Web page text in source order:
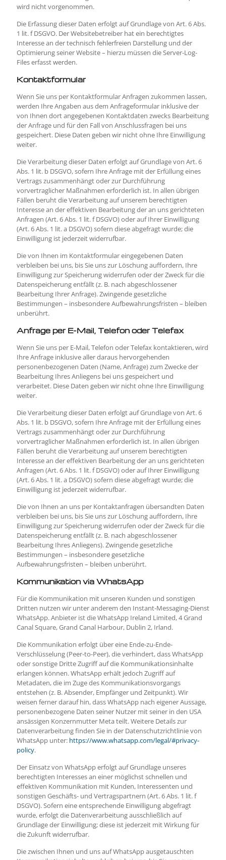
wird nicht vorgenommen.
Die Erfassung dieser Daten erfolgt auf Grundlage von Art. 6 Abs.
1 lit. f DSGVO. Der Websitebetreiber hat ein berechtigtes
Interesse an der technisch fehlerfreien Darstellung und der
Optimierung seiner Website – hierzu müssen die Server-Log-
Files erfasst werden.
Kontaktformular
Wenn Sie uns per Kontaktformular Anfragen zukommen lassen,
werden Ihre Angaben aus dem Anfrageformular inklusive der
von Ihnen dort angegebenen Kontaktdaten zwecks Bearbeitung
der Anfrage und für den Fall von Anschlussfragen bei uns
gespeichert. Diese Daten geben wir nicht ohne Ihre Einwilligung
weiter.
Die Verarbeitung dieser Daten erfolgt auf Grundlage von Art. 6
Abs. 1 lit. b DSGVO, sofern Ihre Anfrage mit der Erfüllung eines
Vertrags zusammenhängt oder zur Durchführung
vorvertraglicher Maßnahmen erforderlich ist. In allen übrigen
Fällen beruht die Verarbeitung auf unserem berechtigten
Interesse an der effektiven Bearbeitung der an uns gerichteten
Anfragen (Art. 6 Abs. 1 lit. f DSGVO) oder auf Ihrer Einwilligung
(Art. 6 Abs. 1 lit. a DSGVO) sofern diese abgefragt wurde; die
Einwilligung ist jederzeit widerrufbar.
Die von Ihnen im Kontaktformular eingegebenen Daten
verbleiben bei uns, bis Sie uns zur Löschung auffordern, Ihre
Einwilligung zur Speicherung widerrufen oder der Zweck für die
Datenspeicherung entfällt (z. B. nach abgeschlossener
Bearbeitung Ihrer Anfrage). Zwingende gesetzliche
Bestimmungen – insbesondere Aufbewahrungsfristen – bleiben
unberührt.
Anfrage per E-Mail, Telefon oder Telefax
Wenn Sie uns per E-Mail, Telefon oder Telefax kontaktieren, wird
Ihre Anfrage inklusive aller daraus hervorgehenden
personenbezogenen Daten (Name, Anfrage) zum Zwecke der
Bearbeitung Ihres Anliegens bei uns gespeichert und
verarbeitet. Diese Daten geben wir nicht ohne Ihre Einwilligung
weiter.
Die Verarbeitung dieser Daten erfolgt auf Grundlage von Art. 6
Abs. 1 lit. b DSGVO, sofern Ihre Anfrage mit der Erfüllung eines
Vertrags zusammenhängt oder zur Durchführung
vorvertraglicher Maßnahmen erforderlich ist. In allen übrigen
Fällen beruht die Verarbeitung auf unserem berechtigten
Interesse an der effektiven Bearbeitung der an uns gerichteten
Anfragen (Art. 6 Abs. 1 lit. f DSGVO) oder auf Ihrer Einwilligung
(Art. 6 Abs. 1 lit. a DSGVO) sofern diese abgefragt wurde; die
Einwilligung ist jederzeit widerrufbar.
Die von Ihnen an uns per Kontaktanfragen übersandten Daten
verbleiben bei uns, bis Sie uns zur Löschung auffordern, Ihre
Einwilligung zur Speicherung widerrufen oder der Zweck für die
Datenspeicherung entfällt (z. B. nach abgeschlossener
Bearbeitung Ihres Anliegens). Zwingende gesetzliche
Bestimmungen – insbesondere gesetzliche
Aufbewahrungsfristen – bleiben unberührt.
Kommunikation via WhatsApp
Für die Kommunikation mit unseren Kunden und sonstigen
Dritten nutzen wir unter anderem den Instant-Messaging-Dienst
WhatsApp. Anbieter ist die WhatsApp Ireland Limited, 4 Grand
Canal Square, Grand Canal Harbour, Dublin 2, Irland.
Die Kommunikation erfolgt über eine Ende-zu-Ende-
Verschlüsselung (Peer-to-Peer), die verhindert, dass WhatsApp
oder sonstige Dritte Zugriff auf die Kommunikationsinhalte
erlangen können. WhatsApp erhält jedoch Zugriff auf
Metadaten, die im Zuge des Kommunikationsvorgangs
entstehen (z. B. Absender, Empfänger und Zeitpunkt). Wir
weisen ferner darauf hin, dass WhatsApp nach eigener Aussage,
personenbezogene Daten seiner Nutzer mit seiner in den USA
ansässigen Konzernmutter Meta teilt. Weitere Details zur
Datenverarbeitung finden Sie in der Datenschutzrichtlinie von
WhatsApp unter: https://www.whatsapp.com/legal/#privacy-
policy.
Der Einsatz von WhatsApp erfolgt auf Grundlage unseres
berechtigten Interesses an einer möglichst schnellen und
effektiven Kommunikation mit Kunden, Interessenten und
sonstigen Geschäfts- und Vertragspartnern (Art. 6 Abs. 1 lit. f
DSGVO). Sofern eine entsprechende Einwilligung abgefragt
wurde, erfolgt die Datenverarbeitung ausschließlich auf
Grundlage der Einwilligung; diese ist jederzeit mit Wirkung für
die Zukunft widerrufbar.
Die zwischen Ihnen und uns auf WhatsApp ausgetauschten